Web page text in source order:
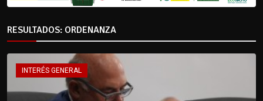
RESULTADOS: ORDENANZA
INTERÉS GENERAL